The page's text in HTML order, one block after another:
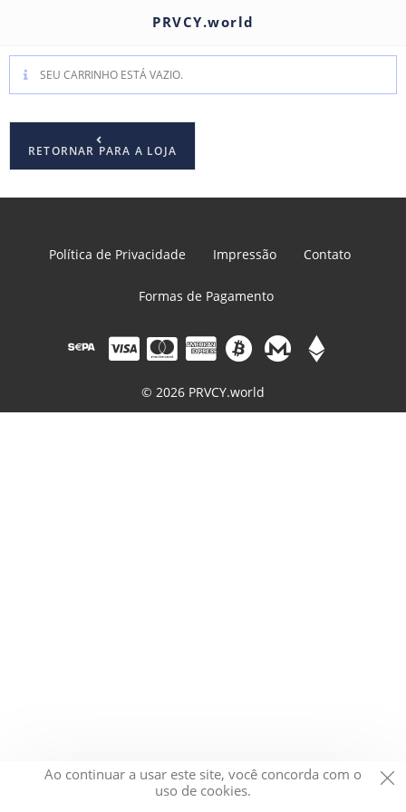
PRVCY.world
SEU CARRINHO ESTÁ VAZIO.
RETORNAR PARA A LOJA
Política de Privacidade Impressão Contato
Formas de Pagamento
© 2026 PRVCY.world
Ao continuar a usar este site, você concorda com o
uso de cookies.